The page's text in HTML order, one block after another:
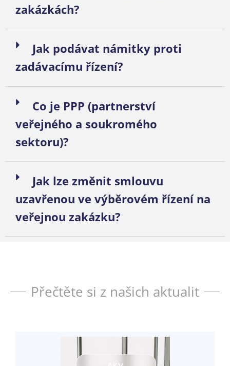
zakázkách?
Jak podávat námitky proti
zadávacímu řízení?
Co je PPP (partnerství
veřejného a soukromého
sektoru)?
Jak lze změnit smlouvu
uzavřenou ve výběrovém řízení na
veřejnou zakázku?
Přečtěte si z našich aktualit